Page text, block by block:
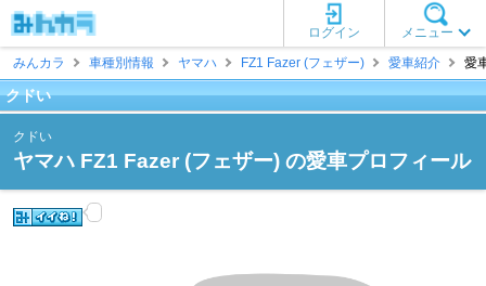
メニュー
ログイン
みんカラ
車種別情報 ヤマハ FZ1 Fazer (フェザー) 愛車紹介 愛
クドい
クドい
ヤマハ FZ1 Fazer (フェザー) の愛車プロフィール